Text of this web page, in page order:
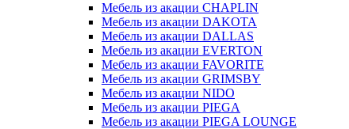
Мебель из акации CHAPLIN
Мебель из акации DAKOTA
Мебель из акации DALLAS
Мебель из акации EVERTON
Мебель из акации FAVORITE
Мебель из акации GRIMSBY
Мебель из акации NIDO
Мебель из акации PIEGA
Мебель из акации PIEGA LOUNGE